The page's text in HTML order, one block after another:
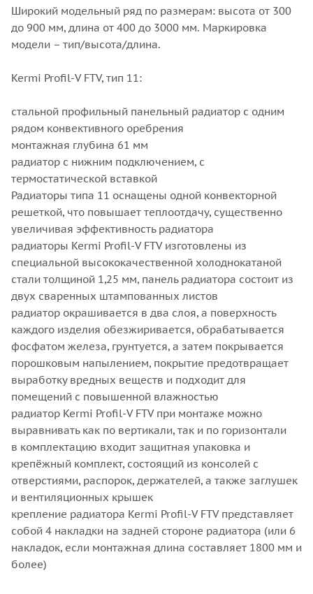
Широкий модельный ряд по размерам: высота от 300
до 900 мм, длина от 400 до 3000 мм. Маркировка
модели – тип/высота/длина.
Kermi Profil-V FTV, тип 11:
стальной профильный панельный радиатор с одним
рядом конвективного оребрения
монтажная глубина 61 мм
радиатор с нижним подключением, с
термостатической вставкой
Радиаторы типа 11 оснащены одной конвекторной
решеткой, что повышает теплоотдачу, существенно
увеличивая эффективность радиатора
радиаторы Kermi Profil-V FTV изготовлены из
специальной высококачественной холоднокатаной
стали толщиной 1,25 мм, панель радиатора состоит из
двух сваренных штампованных листов
радиатор окрашивается в два слоя, а поверхность
каждого изделия обезжиривается, обрабатывается
фосфатом железа, грунтуется, а затем покрывается
порошковым напылением, покрытие предотвращает
выработку вредных веществ и подходит для
помещений с повышенной влажностью
радиатор Kermi Profil-V FTV при монтаже можно
выравнивать как по вертикали, так и по горизонтали
в комплектацию входит защитная упаковка и
крепёжный комплект, состоящий из консолей с
отверстиями, распорок, держателей, а также заглушек
и вентиляционных крышек
крепление радиатора Kermi Profil-V FTV представляет
собой 4 накладки на задней стороне радиатора (или 6
накладок, если монтажная длина составляет 1800 мм и
более)